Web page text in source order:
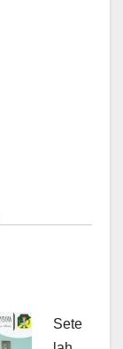
Sete